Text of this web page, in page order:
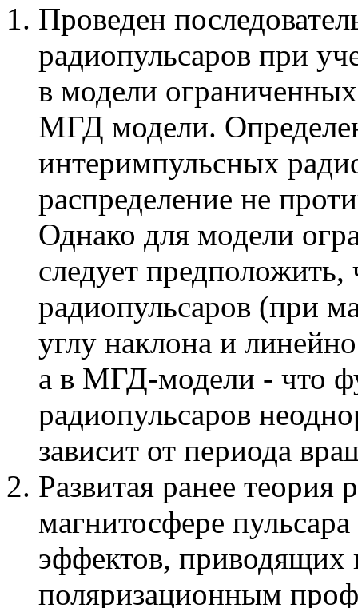
Проведен
радиопульсаров при
в модели
МГД модели.
интеримпульсных
распределение не
Однако для модели
следует
радиопульсаров (при
углу наклона и
а в МГД-модели - что
радиопульсаров
зависит от периода
Развитая ранее теория
магнитосфере
эффектов,
поляризационным